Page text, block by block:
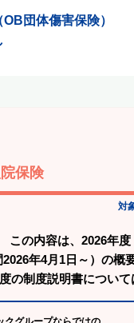
団体傷害保険）
保険
対
この内容は、2026年度
2026年4月1日～）の概
の制度説明書について